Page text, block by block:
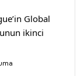
Global
ikinci